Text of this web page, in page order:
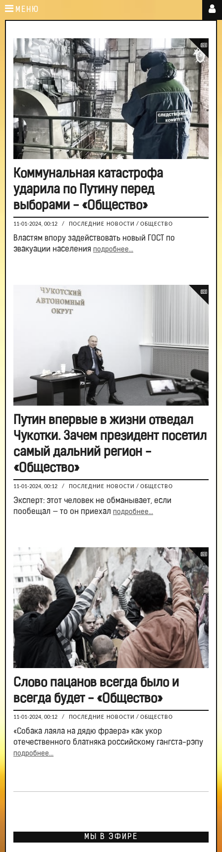
МЕНЮ
Коммунальная катастрофа
ударила по Путину перед
выборами - «Общество»
11-01-2024, 00:12 / ПОСЛЕДНИЕ НОВОСТИ / ОБЩЕСТВО
Властям впору задействовать новый ГОСТ по
эвакуации населения подробнее...
Путин впервые в жизни отведал
Чукотки. Зачем президент посетил
самый дальний регион -
«Общество»
11-01-2024, 00:12 / ПОСЛЕДНИЕ НОВОСТИ / ОБЩЕСТВО
Эксперт: этот человек не обманывает, если
пообещал — то он приехал подробнее...
Слово пацанов всегда было и
всегда будет - «Общество»
11-01-2024, 00:12 / ПОСЛЕДНИЕ НОВОСТИ / ОБЩЕСТВО
«Собака лаяла на дядю фраера» как укор
отечественного блатняка российскому гангста-рэпу
подробнее...
МЫ В ЭФИРЕ